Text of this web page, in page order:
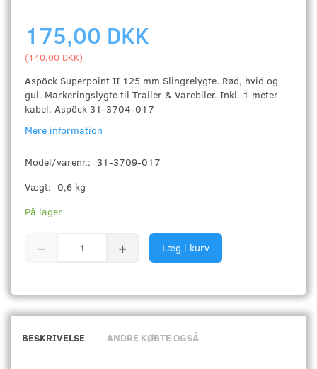
175,00 DKK
(140,00 DKK)
Aspöck Superpoint II 125 mm Slingrelygte. Rød, hvid og
gul. Markeringslygte til Trailer & Varebiler. Inkl. 1 meter
kabel. Aspöck 31-3704-017
Mere information
Model/varenr.: 31-3709-017
Vægt: 0,6 kg
På lager
Læg i kurv
BESKRIVELSE ANDRE KØBTE OGSÅ